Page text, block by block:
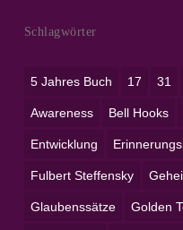
Schlagwörter
5 Jahres Buch 17 31
Awareness Bell Hooks
Entwicklung
Fulbert Steffensky
Glaubenssätze Golden